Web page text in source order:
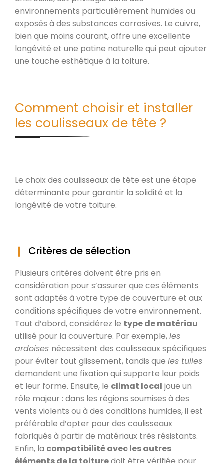
environnements particulièrement humides ou
exposés à des substances corrosives. Le cuivre,
bien que moins courant, offre une excellente
longévité et une patine naturelle qui peut ajouter
une touche esthétique à la toiture.
Comment choisir et installer
les coulisseaux de tête ?
Le choix des coulisseaux de tête est une étape
déterminante pour garantir la solidité et la
longévité de votre toiture.
Critères de sélection
Plusieurs critères doivent être pris en
considération pour s’assurer que ces éléments
sont adaptés à votre type de couverture et aux
conditions spécifiques de votre environnement.
Tout d’abord, considérez le type de matériau
utilisé pour la couverture. Par exemple,les
ardoises nécessitent des coulisseaux spécifiques
pour éviter tout glissement, tandis que les tuiles
demandent une fixation qui supporte leur poids
et leur forme. Ensuite, le climat local joue un
rôle majeur : dans les régions soumises à des
vents violents ou à des conditions humides, il est
préférable d’opter pour des coulisseaux
fabriqués à partir de matériaux très résistants.
Enfin, la compatibilité avec les autres